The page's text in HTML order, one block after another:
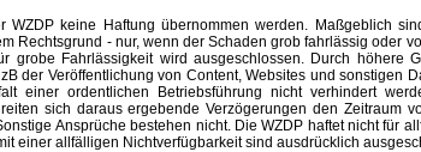
keine Haftung übernommen werden. Maßgeblich
Rechtsgrund - nur, wenn der Schaden grob fahrlässig oder
grobe Fahrlässigkeit wird ausgeschlossen. Durch höhere
der Veröffentlichung von Content, Websites und sonstigen
einer ordentlichen Betriebsführung nicht verhindert
sich daraus ergebende Verzögerungen den Zeitraum
Ansprüche bestehen nicht. Die WZDP haftet nicht für
einer allfälligen Nichtverfügbarkeit sind ausdrücklich